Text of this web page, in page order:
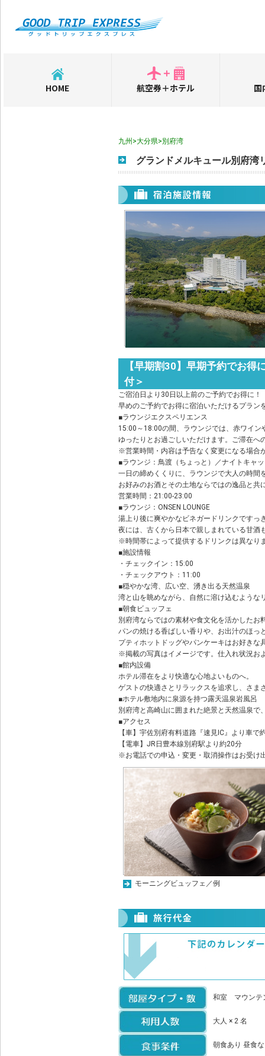
HOME 航空券＋ホテル 国
九州>大分県>別府湾
グランドメルキュール別府湾
【早期割30】早期予約でお
付＞
ご宿泊日より30日以上前のご予約でお得に！
早めのご予約でお得に宿泊いただけるプラン
■ラウンジエクスペリエンス
15:00～18:00の間、ラウンジでは、赤ワイ
ゆったりとお過ごしいただけます。ご滞在へ
※営業時間・内容は予告なく変更になる場合
■ラウンジ：鳥渡（ちょっと）／ナイトキャ
一日の締めくくりに、ラウンジで大人の時間
お好みのお酒とその土地ならではの逸品と
営業時間：21:00-23:00
■ラウンジ：ONSEN LOUNGE
湯上り後に爽やかなビネガードリンクですっ
夜には、古くから日本で親しまれている甘酒
※時間帯によって提供するドリンクは異なり
■施設情報
・チェックイン：15:00
・チェックアウト：11:00
■穏やかな湾、広い空、湧き出る天然温泉
湾と山を眺めながら、自然に溶け込むような
■朝食ビュッフェ
別府湾ならではの素材や食文化を活かしたお
パンの焼ける香ばしい香りや、お出汁のほっ
プティホットドッグやパンケーキはお好き
※掲載の写真はイメージです。仕入れ状況お
■館内設備
ホテル滞在をより快適な心地よいものへ。
ゲストの快適さとリラックスを追求し、さま
■ホテル敷地内に泉源を持つ露天温泉岩風呂
別府湾と高崎山に囲まれた絶景と天然温泉
■アクセス
【車】宇佐別府有料道路『速見IC』より車
【電車】JR日豊本線別府駅より約20分
※お電話での申込・変更・取消操作はお受け
モーニングビュッフェ／例
和室 マウンテ
大人 × 2 名
朝食あり 昼食